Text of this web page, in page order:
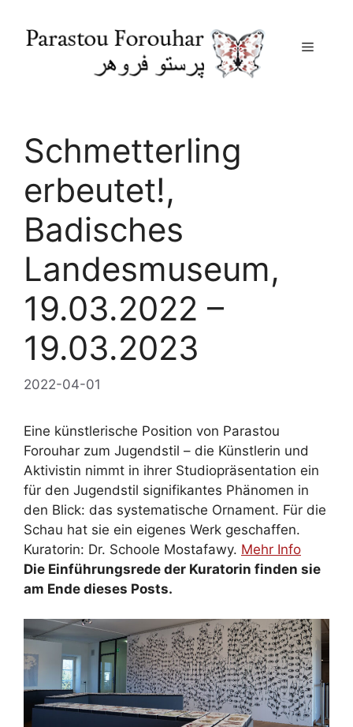
Menu
Schmetterling
erbeutet!,
Badisches
Landesmuseum,
19.03.2022 –
19.03.2023
2022-04-01
Eine künstlerische Position von Parastou
Forouhar zum Jugendstil – die Künstlerin und
Aktivistin nimmt in ihrer Studiopräsentation ein
für den Jugendstil signifikantes Phänomen in
den Blick: das systematische Ornament. Für die
Schau hat sie ein eigenes Werk geschaffen.
Kuratorin: Dr. Schoole Mostafawy. Mehr Info
Die Einführungsrede der Kuratorin finden sie
am Ende dieses Posts.